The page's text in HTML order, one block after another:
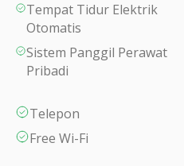
Tempat Tidur Elektrik
Otomatis
Sistem Panggil Perawat
Pribadi
Telepon
Free Wi-Fi